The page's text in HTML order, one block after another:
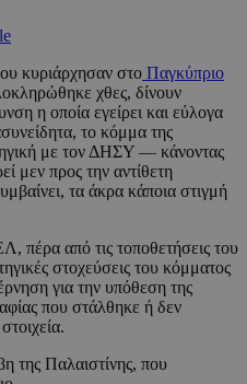
κυριάρχησαν στο Παγκύπριο
χθες, δίνουν
η οποία εγείρει και εύλογα
το κόμμα της
με τον ΔΗΣΥ — κάνοντας
μεν προς την αντίθετη
τα άκρα κάποια στιγμή
πέρα από τις τοποθετήσεις του
στοχεύσεις του κόμματος
για την υπόθεση της
που στάλθηκε ή δεν
της Παλαιστίνης, που